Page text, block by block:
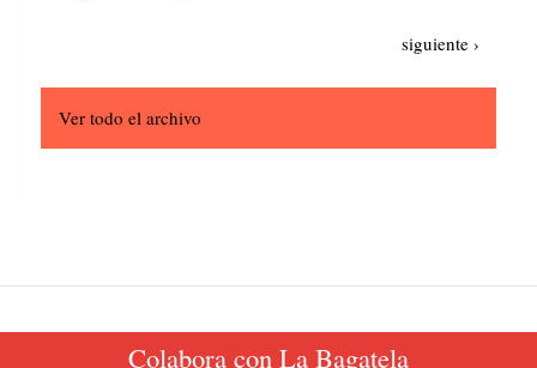
Colabora con La Bagatela
Siguiente
siguiente ›
Ver todo el archivo